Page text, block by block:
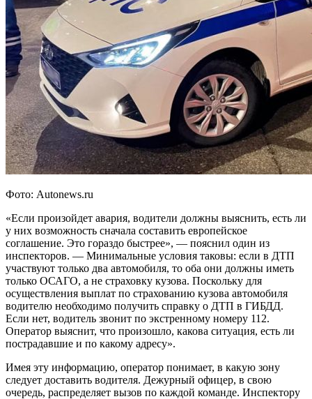
Фото: Autonews.ru
«Если произойдет авария, водители должны выяснить, есть ли
у них возможность сначала составить европейское
соглашение. Это гораздо быстрее», — пояснил один из
инспекторов. — Минимальные условия таковы: если в ДТП
участвуют только два автомобиля, то оба они должны иметь
только ОСАГО, а не страховку кузова. Поскольку для
осуществления выплат по страхованию кузова автомобиля
водителю необходимо получить справку о ДТП в ГИБДД.
Если нет, водитель звонит по экстренному номеру 112.
Оператор выяснит, что произошло, какова ситуация, есть ли
пострадавшие и по какому адресу».
Имея эту информацию, оператор понимает, в какую зону
следует доставить водителя. Дежурный офицер, в свою
очередь, распределяет вызов по каждой команде. Инспектору